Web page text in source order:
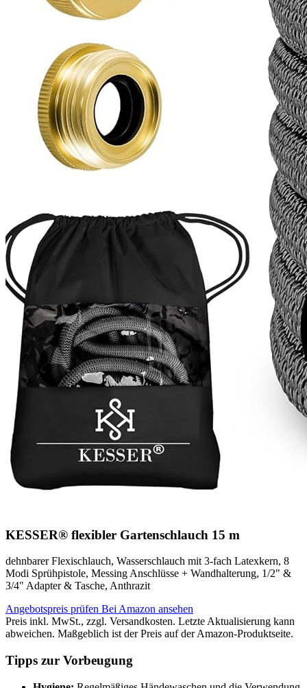
KESSER® flexibler Gartenschlauch 15 m
dehnbarer Flexischlauch, Wasserschlauch mit 3-fach Latexkern, 8
Modi Sprühpistole, Messing Anschlüsse + Wandhalterung, 1/2" &
3/4" Adapter & Tasche, Anthrazit
Angebotspreis prüfen Bei Amazon ansehen
Preis inkl. MwSt., zzgl. Versandkosten. Letzte Aktualisierung kann
abweichen. Maßgeblich ist der Preis auf der Amazon-Produktseite.
Tipps zur Vorbeugung